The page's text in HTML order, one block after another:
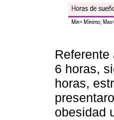
6 horas,
horas,
obesidad